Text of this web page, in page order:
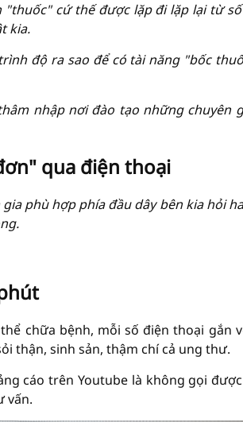
"thuốc" cứ thế được lặp đi lặp lại từ
kia.
độ ra sao để có tài năng "bốc
nhập nơi đào tạo những chuyên
qua điện thoại
phù hợp phía đầu dây bên kia hỏi
chữa bệnh, mỗi số điện thoại gắn
thận, sinh sản, thậm chí cả ung thư.
cáo trên Youtube là không gọi
vấn.